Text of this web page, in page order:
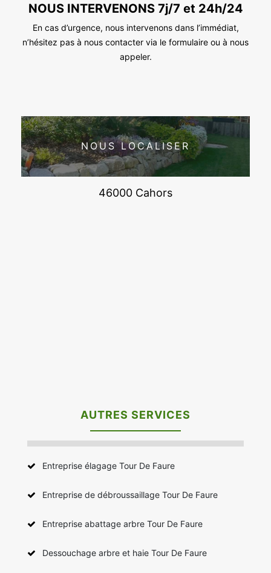
NOUS INTERVENONS 7j/7 et 24h/24
En cas d’urgence, nous intervenons dans l’immédiat,
n’hésitez pas à nous contacter via le formulaire ou à nous
appeler.
NOUS LOCALISER
46000 Cahors
AUTRES SERVICES
Entreprise élagage Tour De Faure
Entreprise de débroussaillage Tour De Faure
Entreprise abattage arbre Tour De Faure
Dessouchage arbre et haie Tour De Faure